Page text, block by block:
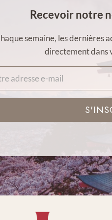
Recevoir notre
semaine, les dernières
directement dans